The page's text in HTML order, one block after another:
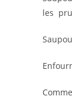
les